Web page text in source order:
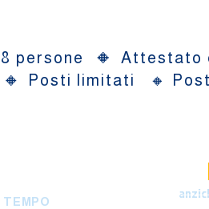
persone 🔸 Attestato
🔸 Posti limitati 🔸